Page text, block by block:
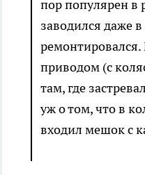
пор популярен в
заводился даже
приводом (с
там, где
уж о том, что в
входил мешок с